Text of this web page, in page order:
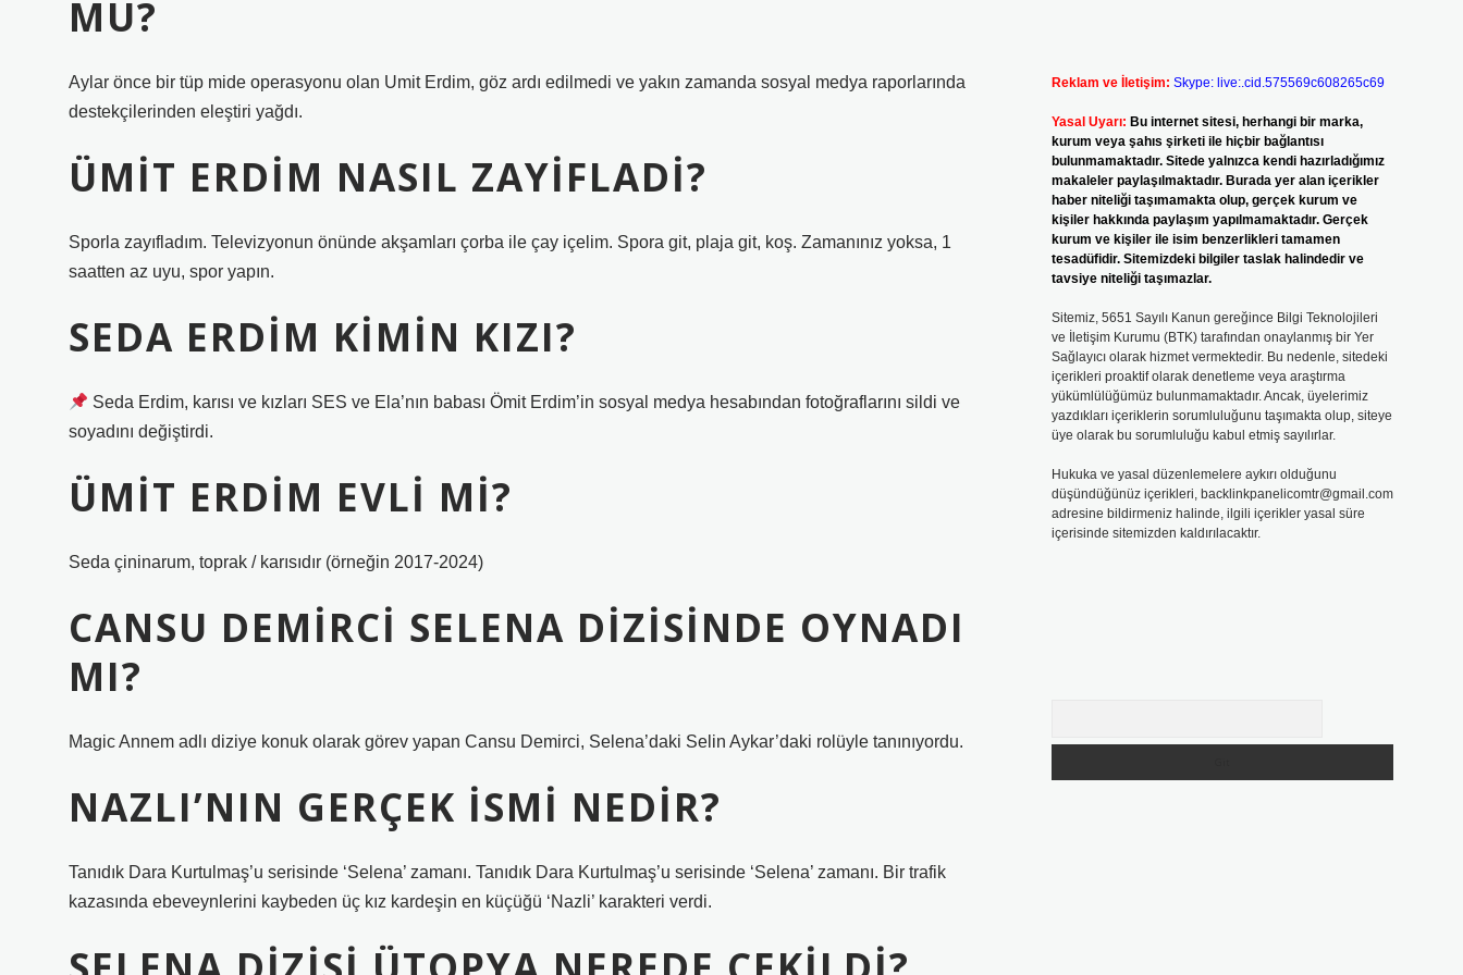
MU?
Aylar önce bir tüp mide operasyonu olan Umit Erdim, göz ardı edilmedi ve yakın zamanda sosyal medya raporlarında
destekçilerinden eleştiri yağdı.
ÜMIT ERDIM NASIL ZAYIFLADI?
Sporla zayıfladım. Televizyonun önünde akşamları çorba ile çay içelim. Spora git, plaja git, koş. Zamanınız yoksa, 1
saatten az uyu, spor yapın.
SEDA ERDIM KIMIN KIZI?
Seda Erdim, karısı ve kızları SES ve Ela’nın babası Ömit Erdim’in sosyal medya hesabından fotoğraflarını sildi ve
soyadını değiştirdi.
ÜMIT ERDIM EVLI MI?
Seda çininarum, toprak / karısıdır (örneğin 2017-2024)
CANSU DEMIRCI SELENA DIZISINDE OYNADI
MI?
Magic Annem adlı diziye konuk olarak görev yapan Cansu Demirci, Selena’daki Selin Aykar’daki rolüyle tanınıyordu.
NAZLI’NIN GERÇEK ISMI NEDIR?
Tanıdık Dara Kurtulmaş’u serisinde ‘Selena’ zamanı. Tanıdık Dara Kurtulmaş’u serisinde ‘Selena’ zamanı. Bir trafik
kazasında ebeveynlerini kaybeden üç kız kardeşin en küçüğü ‘Nazli’ karakteri verdi.
Reklam ve İletişim: Skype: live:.cid.575569c608265c69
Yasal Uyarı: Bu internet sitesi, herhangi bir marka,
kurum veya şahıs şirketi ile hiçbir bağlantısı
bulunmamaktadır. Sitede yalnızca kendi hazırladığımız
makaleler paylaşılmaktadır. Burada yer alan içerikler
haber niteliği taşımamakta olup, gerçek kurum ve
kişiler hakkında paylaşım yapılmamaktadır. Gerçek
kurum ve kişiler ile isim benzerlikleri tamamen
tesadüfidir. Sitemizdeki bilgiler taslak halindedir ve
tavsiye niteliği taşımazlar.
Sitemiz, 5651 Sayılı Kanun gereğince Bilgi Teknolojileri
ve İletişim Kurumu (BTK) tarafından onaylanmış bir Yer
Sağlayıcı olarak hizmet vermektedir. Bu nedenle, sitedeki
içerikleri proaktif olarak denetleme veya araştırma
yükümlülüğümüz bulunmamaktadır. Ancak, üyelerimiz
yazdıkları içeriklerin sorumluluğunu taşımakta olup, siteye
üye olarak bu sorumluluğu kabul etmiş sayılırlar.
Hukuka ve yasal düzenlemelere aykırı olduğunu
düşündüğünüz içerikleri, backlinkpanelicomtr@gmail.com
adresine bildirmeniz halinde, ilgili içerikler yasal süre
içerisinde sitemizden kaldırılacaktır.